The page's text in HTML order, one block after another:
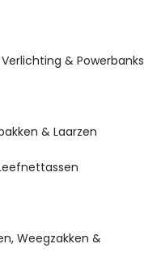
& Powerbanks
& Laarzen
Weegzakken &